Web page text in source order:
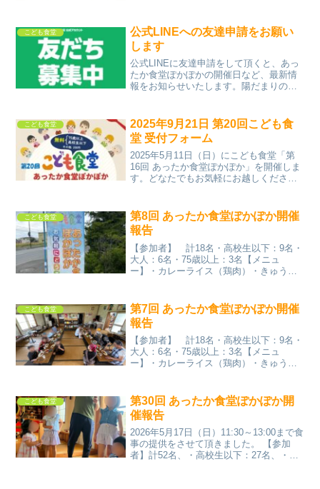
円【メニュー】カレーライス【申込締
切】2024年4月20日（土）
こども食堂
公式LINEへの友達申請をお願い
します
公式LINEに友達申請をして頂くと、あっ
たか食堂ぽかぽかの開催日など、最新情
報をお知らせいたします。陽だまりのこ
雰囲気で誰かと食事ができる場を提供で
きるよう努めております。こども食堂の
チラシもこちらからダウンロードして頂
き、友達を誘って参加して頂けると嬉し
いです！
こども食堂
2025年9月21日 第20回こども食
堂 受付フォーム
2025年5月11日（日）にこども食堂「第
16回 あったか食堂ぽかぽか」を開催しま
す。どなたでもお気軽にお越しくださ
（天理教北旭道分教会）
こども食堂
第8回 あったか食堂ぽかぽか開催
報告
【参加者】 計18名・高校生以下：9名・
大人：6名・75歳以上：3名【メニュ
ー】・カレーライス（鶏肉）・きゅうり
かポン酢和え・ミニトマト
こども食堂
第7回 あったか食堂ぽかぽか開催
報告
【参加者】 計18名・高校生以下：9名・
大人：6名・75歳以上：3名【メニュ
ー】・カレーライス（鶏肉）・きゅうり
かポン酢和え・ミニトマト
こども食堂
第30回 あったか食堂ぽかぽか開
催報告
2026年5月17日（日）11:30～13:00まで食
事の提供をさせて頂きました。 【参加
者】計52名、・高校生以下：27名、・大